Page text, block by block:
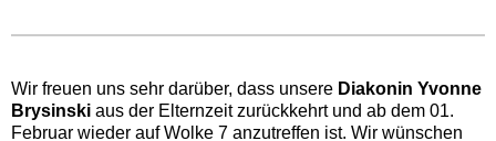
Wir freuen uns sehr darüber, dass unsere Diakonin Yvonne
Brysinski aus der Elternzeit zurückkehrt und ab dem 01.
Februar wieder auf Wolke 7 anzutreffen ist. Wir wünschen